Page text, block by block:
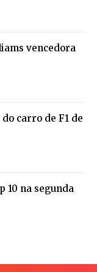
vencedora
carro de F1 de
10 na segunda